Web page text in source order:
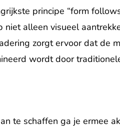
principe “form
alleen visueel
zorgt ervoor dat de
wordt door
te schaffen ga je ermee